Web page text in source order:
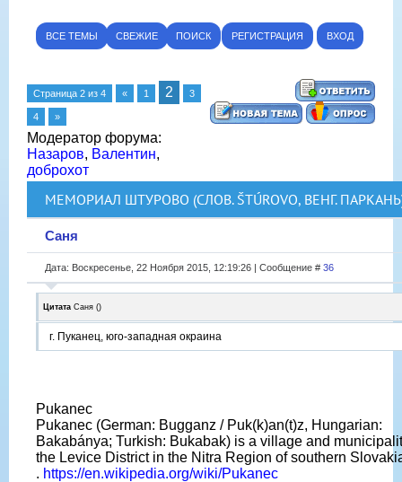
ВСЕ ТЕМЫ СВЕЖИЕ ПОИСК РЕГИСТРАЦИЯ ВХОД
Страница 2 из 4 « 1 2 3
4 »
Модератор форума:
Назаров, Валентин,
доброхот
МЕМОРИАЛ ШТУРОВО (СЛОВ. ŠTÚROVO, ВЕНГ.
Саня
Дата: Воскресенье, 22 Ноября 2015, 12:19:26 | Сообщение # 36
Цитата Саня ()
г. Пуканец, юго-западная окраина
Pukanec
Pukanec (German: Bugganz / Puk(k)an(t)z, Hungarian:
Bakabánya; Turkish: Bukabak) is a village and
the Levice District in the Nitra Region of southern
. https://en.wikipedia.org/wiki/Pukanec